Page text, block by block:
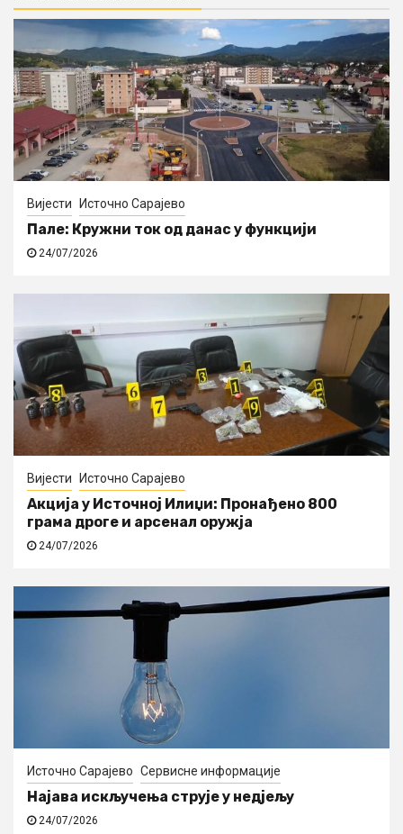
Вијести Источно Сарајево
Пале: Кружни ток од данас у функцији
24/07/2026
Вијести Источно Сарајево
Акција у Источној Илиџи: Пронађено 800
грама дроге и арсенал оружја
24/07/2026
Источно Сарајево Сервисне информације
Најава искључења струје у недјељу
24/07/2026